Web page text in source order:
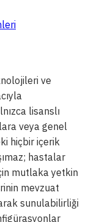
ve
lisanslı
veya genel
hiçbir içerik
hastalar
mutlaka yetkin
mevzuat
sunulabilirliği